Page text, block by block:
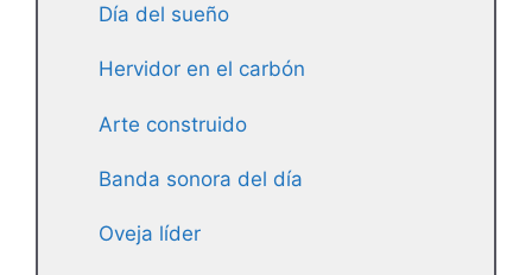
Día del sueño
Hervidor en el carbón
Arte construido
Banda sonora del día
Oveja líder